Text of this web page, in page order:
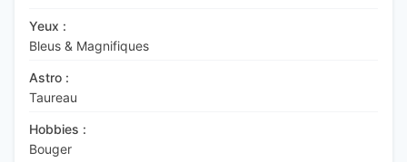
Yeux :
Bleus & Magnifiques
Astro :
Taureau
Hobbies :
Bouger